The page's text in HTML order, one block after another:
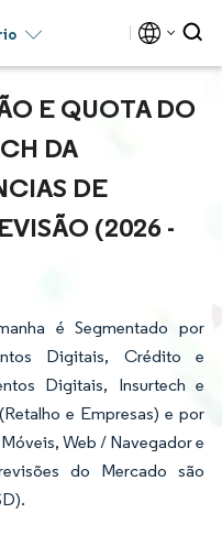
E QUOTA DO
DA
DE
(2026 -
é Segmentado por
Digitais, Crédito e
Digitais, Insurtech e
e Empresas) e por
Web / Navegador e
do Mercado são